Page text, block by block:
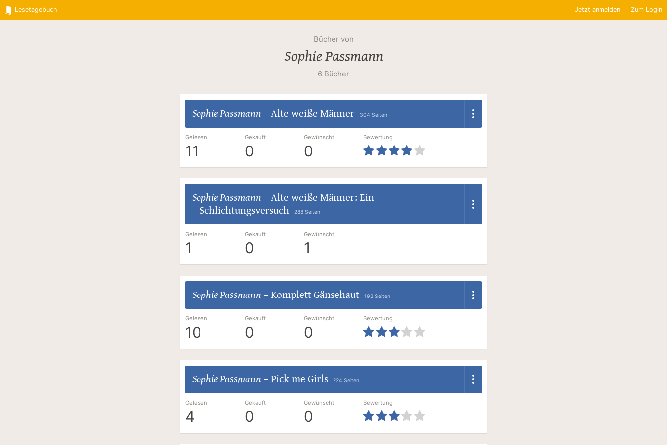
Lesetagebuch Jetzt anmelden Zum Login
Bücher von
Sophie Passmann
6 Bücher
Sophie Passmann – Alte weiße Männer 304 Seiten
Gelesen
11
Gekauft
0
Gewünscht
0
Bewertung
Sophie Passmann – Alte weiße Männer: Ein
Schlichtungsversuch
288 Seiten
Gelesen
1
Gekauft
0
Gewünscht
1
Sophie Passmann – Komplett Gänsehaut 192 Seiten
Gelesen
10
Gekauft
0
Gewünscht
0
Bewertung
Sophie Passmann – Pick me Girls 224 Seiten
Gelesen
4
Gekauft
0
Gewünscht
0
Bewertung